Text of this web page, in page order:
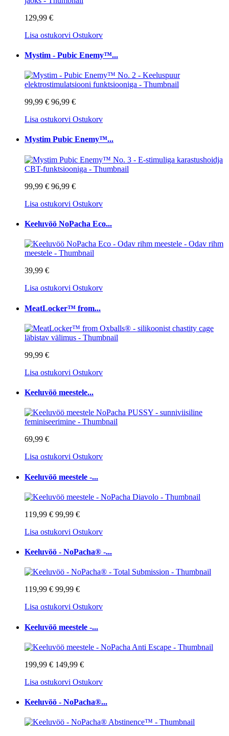
129,99 €
Lisa ostukorvi Ostukorv
Mystim - Pubic Enemy™...
99,99 € 96,99 €
Lisa ostukorvi Ostukorv
Mystim Pubic Enemy™...
99,99 € 96,99 €
Lisa ostukorvi Ostukorv
Keeluvöö NoPacha Eco...
39,99 €
Lisa ostukorvi Ostukorv
MeatLocker™ from...
99,99 €
Lisa ostukorvi Ostukorv
Keeluvöö meestele...
69,99 €
Lisa ostukorvi Ostukorv
Keeluvöö meestele -...
119,99 € 99,99 €
Lisa ostukorvi Ostukorv
Keeluvöö - NoPacha® -...
119,99 € 99,99 €
Lisa ostukorvi Ostukorv
Keeluvöö meestele -...
199,99 € 149,99 €
Lisa ostukorvi Ostukorv
Keeluvöö - NoPacha®...